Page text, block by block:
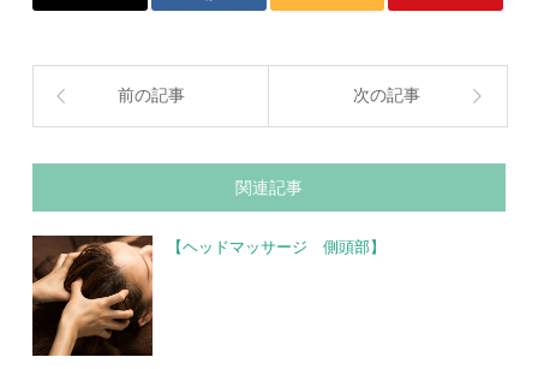
前の記事 次の記事
関連記事
【ヘッドマッサージ 側頭部】